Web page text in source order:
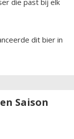
dit bier in
Saison